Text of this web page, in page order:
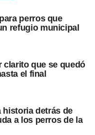
perros que
refugio municipal
clarito que se quedó
el final
historia detrás de
a los perros de la